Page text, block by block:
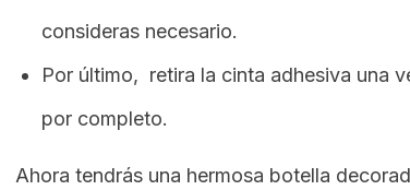
consideras necesario.
Por último, retira la cinta adhesiva una
por completo.
Ahora tendrás una hermosa botella